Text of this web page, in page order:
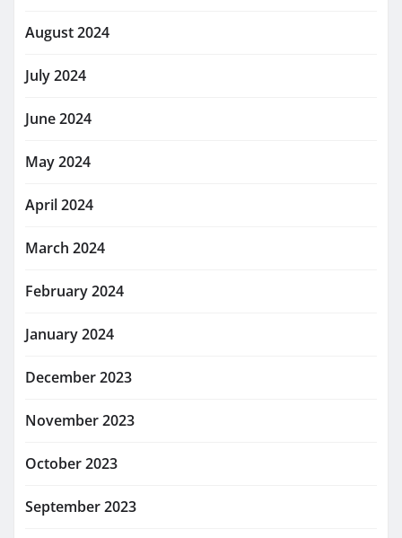
August 2024
July 2024
June 2024
May 2024
April 2024
March 2024
February 2024
January 2024
December 2023
November 2023
October 2023
September 2023